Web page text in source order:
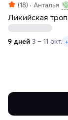
(18) Анталья
Ликийская
9 дней 3 – 11 окт.